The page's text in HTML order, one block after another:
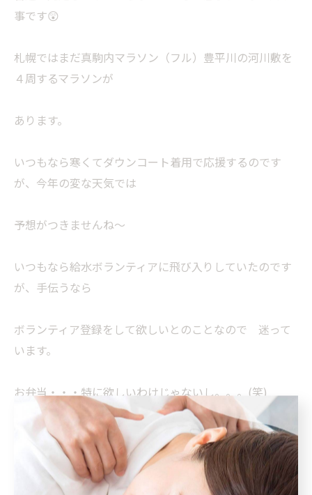
事です😲
札幌ではまだ真駒内マラソン（フル）豊平川の河川敷を
４周するマラソンが
あります。
いつもなら寒くてダウンコート着用で応援するのです
が、今年の変な天気では
予想がつきませんね～
いつもなら給水ボランティアに飛び入りしていたのです
が、手伝うなら
ボランティア登録をして欲しいとのことなので 迷って
います。
お弁当・・・特に欲しいわけじゃないし。。。(笑)
寒くなって 筋肉が痙攣しやすくなるので、マラソン前
後のメンテナンスに